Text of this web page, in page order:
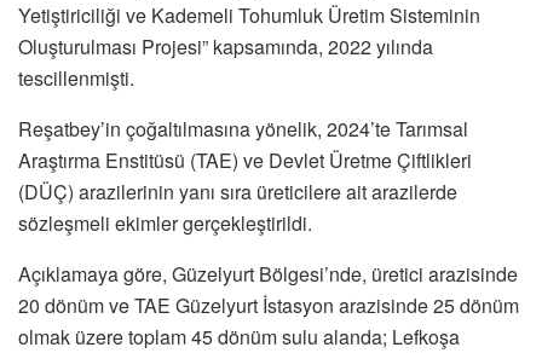
Yetiştiriciliği ve Kademeli Tohumluk Üretim Sisteminin
Oluşturulması Projesi” kapsamında, 2022 yılında
tescillenmişti.
Reşatbey’in çoğaltılmasına yönelik, 2024’te Tarımsal
Araştırma Enstitüsü (TAE) ve Devlet Üretme Çiftlikleri
(DÜÇ) arazilerinin yanı sıra üreticilere ait arazilerde
sözleşmeli ekimler gerçekleştirildi.
Açıklamaya göre, Güzelyurt Bölgesi’nde, üretici arazisinde
20 dönüm ve TAE Güzelyurt İstasyon arazisinde 25 dönüm
olmak üzere toplam 45 dönüm sulu alanda; Lefkoşa